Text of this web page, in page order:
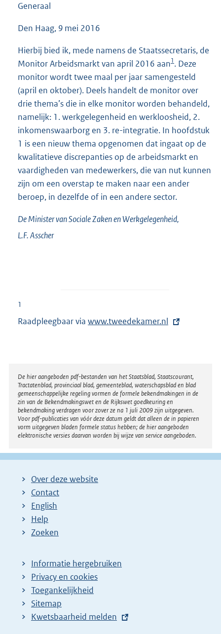
Generaal
Den Haag, 9 mei 2016
Hierbij bied ik, mede namens de Staatssecretaris, de
Monitor Arbeidsmarkt van april 2016 aan1. Deze
monitor wordt twee maal per jaar samengesteld
(april en oktober). Deels handelt de monitor over
drie thema’s die in elke monitor worden behandeld,
namelijk: 1. werkgelegenheid en werkloosheid, 2.
inkomenswaarborg en 3. re-integratie. In hoofdstuk
1 is een nieuw thema opgenomen dat ingaat op de
kwalitatieve discrepanties op de arbeidsmarkt en
vaardigheden van medewerkers, die van nut kunnen
zijn om een overstap te maken naar een ander
beroep, in dezelfde of in een andere sector.
De Minister van Sociale Zaken en Werkgelegenheid,
L.F.Asscher
1
Raadpleegbaar via E
r
n
e
l
i
n
k
www.tweedekamer.nl
Disclaimer
De hier aangeboden pdf-bestanden van het Staatsblad, Staatscourant,
Tractatenblad, provinciaal blad, gemeenteblad, waterschapsblad en blad
gemeenschappelijke regeling vormen de formele bekendmakingen in de
zin van de Bekendmakingswet en de Rijkswet goedkeuring en
bekendmaking verdragen voor zover ze na 1 juli 2009 zijn uitgegeven.
Voor pdf-publicaties van vóór deze datum geldt dat alleen de in papieren
vorm uitgegeven bladen formele status hebben; de hier aangeboden
elektronische versies daarvan worden bij wijze van service aangeboden.
Over deze website
Contact
English
Help
Zoeken
Informatie hergebruiken
Privacy en cookies
Toegankelijkheid
Sitemap
E
Kwetsbaarheid melden